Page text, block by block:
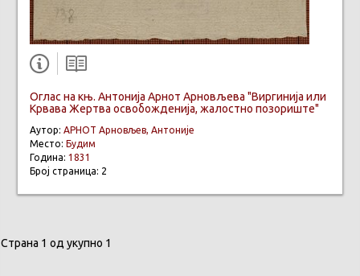
Оглас на књ. Антонија Арнот Арновљева "Виргинија или
Крвава Жертва освобожденија, жалостно позориште"
Аутор: АРНОТ Арновљев, Антоније
Место: Будим
Година: 1831
Број страница: 2
Страна 1 од укупно 1